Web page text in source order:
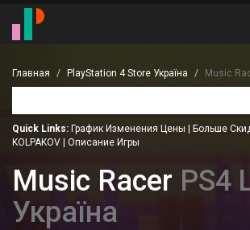
Главная PlayStation 4 Store Україна Music
Quick Links: График Изменения Цены
Больше
KOLPAKOV
Описание Игры
Music Racer PS4
Україна